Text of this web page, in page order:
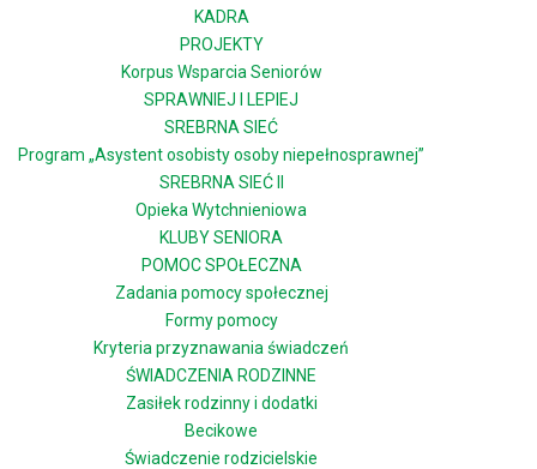
KADRA
PROJEKTY
Korpus Wsparcia Seniorów
SPRAWNIEJ I LEPIEJ
SREBRNA SIEĆ
Program „Asystent osobisty osoby niepełnosprawnej”
SREBRNA SIEĆ II
Opieka Wytchnieniowa
KLUBY SENIORA
POMOC SPOŁECZNA
Zadania pomocy społecznej
Formy pomocy
Kryteria przyznawania świadczeń
ŚWIADCZENIA RODZINNE
Zasiłek rodzinny i dodatki
Becikowe
Świadczenie rodzicielskie